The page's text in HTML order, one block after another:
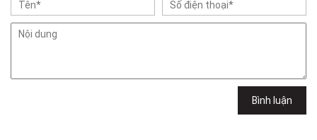
Việt Thương Music - 302 Cầu Giấy
Gian hàng G9-10 TTTM Discovery Complex, số 302 Cầu Giấy, Phường
Cầu Giấy, Hà Nội , Cầu Giấy , Hà Nội
Bình luận